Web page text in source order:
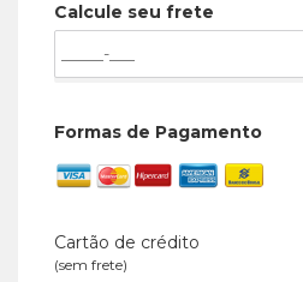
Calcule seu frete
Formas de Pagamento
Cartão de crédito
(sem frete)